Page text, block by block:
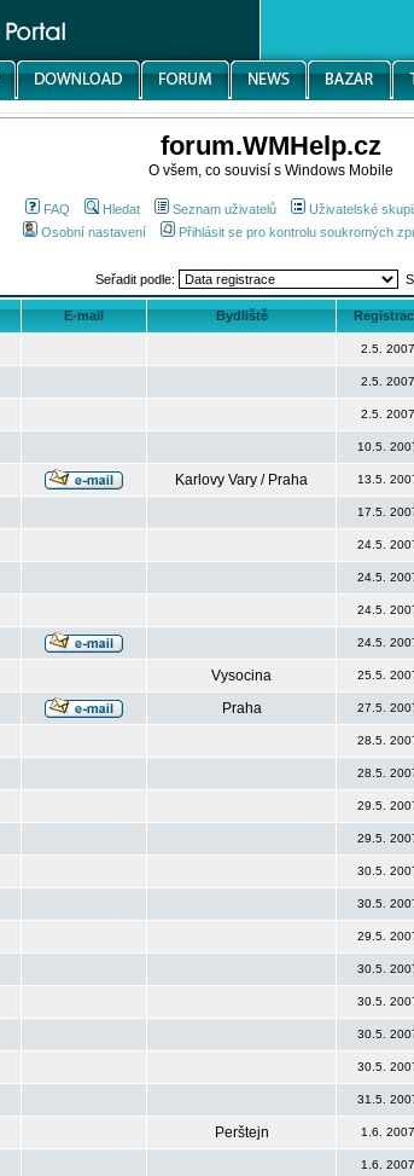
forum.WMHelp.cz
O všem, co souvisí s Windows Mobile
FAQ Hledat Seznam uživatelů Uživatelské
Osobní nastavení
Přihlásit se pro kontrolu soukromých
Seřadit podle:
E-mail Bydliště
2.5. 2007
2.5. 2007
2.5. 2007
10.5.
Karlovy Vary / Praha 13.5.
17.5.
24.5.
24.5.
24.5.
24.5.
Vysocina 25.5.
Praha 27.5.
28.5.
28.5.
29.5.
29.5.
30.5.
30.5.
29.5.
30.5.
30.5.
30.5.
30.5.
31.5.
Perštejn 1.6. 2007
1.6. 2007